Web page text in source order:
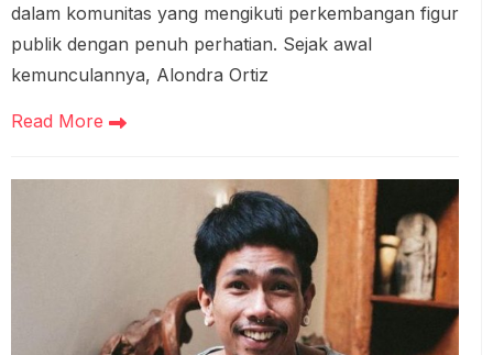
dalam komunitas yang mengikuti perkembangan figur
publik dengan penuh perhatian. Sejak awal
kemunculannya, Alondra Ortiz
Read More